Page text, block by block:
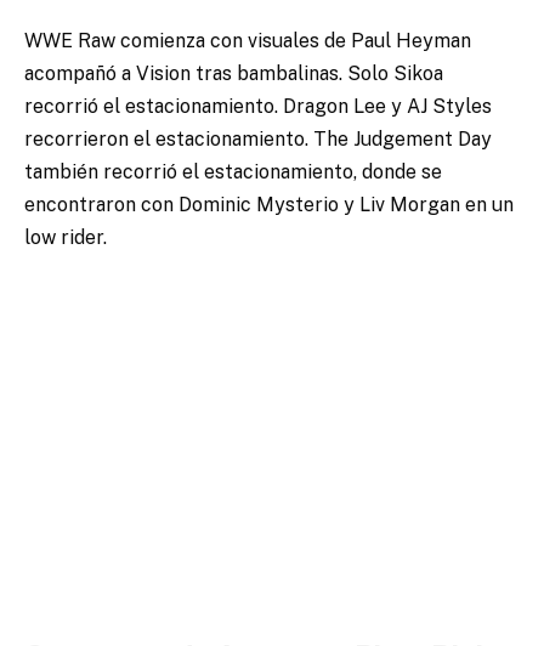
WWE Raw comienza con visuales de Paul Heyman
acompañó a Vision tras bambalinas. Solo Sikoa
recorrió el estacionamiento. Dragon Lee y AJ Styles
recorrieron el estacionamiento. The Judgement Day
también recorrió el estacionamiento, donde se
encontraron con Dominic Mysterio y Liv Morgan en un
low rider.